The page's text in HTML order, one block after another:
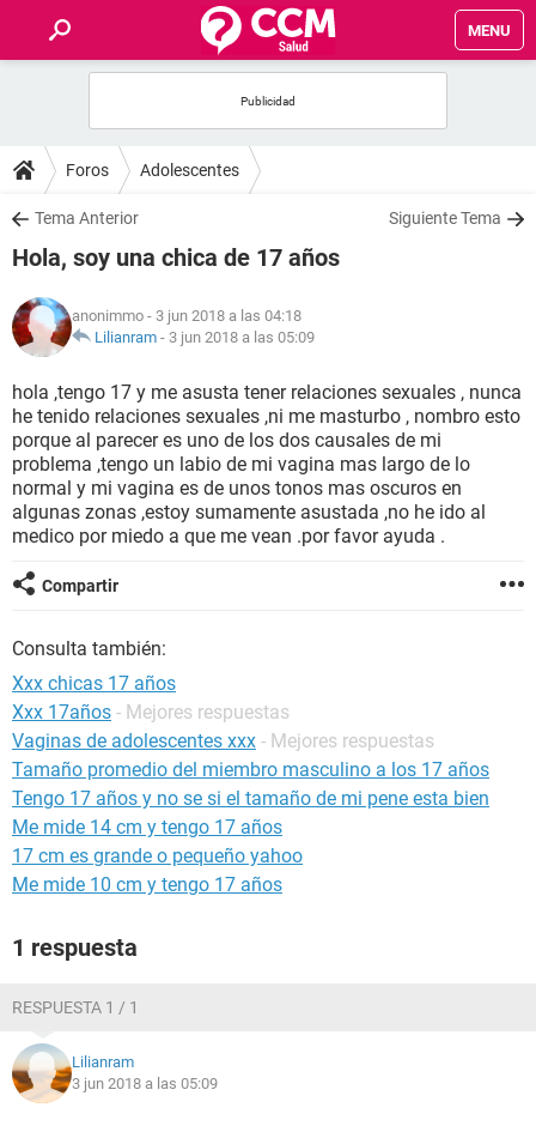
MENU
FOROS
SALUD
FAMILIA
NUTRICIÓN
BIENESTAR
SEXUALIDAD
GLOSARIO
Foros Adolescentes
Tema Anterior Siguiente Tema
Hola, soy una chica de 17 años
anonimmo - 3 jun 2018 a las 04:18
Lilianram - 3 jun 2018 a las 05:09
hola ,tengo 17 y me asusta tener relaciones sexuales , nunca
he tenido relaciones sexuales ,ni me masturbo , nombro esto
porque al parecer es uno de los dos causales de mi
problema ,tengo un labio de mi vagina mas largo de lo
normal y mi vagina es de unos tonos mas oscuros en
algunas zonas ,estoy sumamente asustada ,no he ido al
medico por miedo a que me vean .por favor ayuda .
Compartir
Consulta también:
Xxx chicas 17 años
Xxx 17años - Mejores respuestas
Vaginas de adolescentes xxx - Mejores respuestas
Tamaño promedio del miembro masculino a los 17 años
Tengo 17 años y no se si el tamaño de mi pene esta bien
Me mide 14 cm y tengo 17 años
17 cm es grande o pequeño yahoo
Me mide 10 cm y tengo 17 años
1 respuesta
RESPUESTA 1 / 1
Lilianram
3 jun 2018 a las 05:09